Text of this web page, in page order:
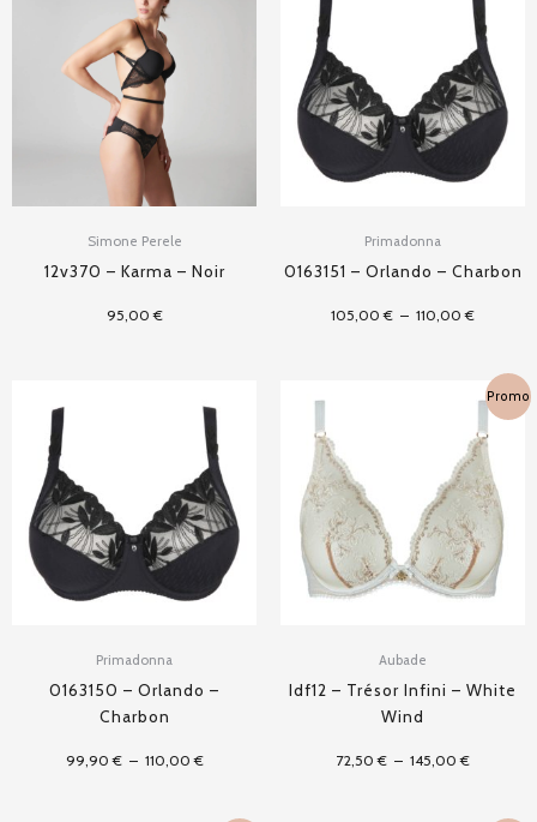
Simone Perele
12v370 – Karma – Noir
95,00€
Primadonna
0163151 – Orlando – Charbon
105,00€ – 110,00€
prix :
105,00 €
à
110,00 €
Primadonna
0163150 – Orlando –
Charbon
99,90€ – 110,00€
de
prix :
99,90 €
à
110,00 €
Promo
Aubade
Idf12 – Trésor Infini – White
Wind
72,50€ – 145,00€
Plage
de
72,50 €
à
145,00 €